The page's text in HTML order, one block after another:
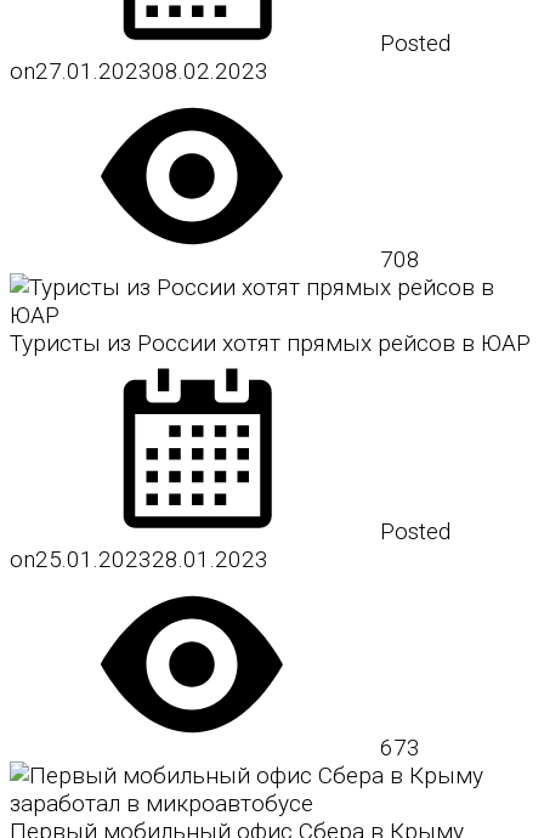
Posted
on27.01.202308.02.2023
708
Туристы из России хотят прямых рейсов в ЮАР
Posted
on25.01.202328.01.2023
673
Первый мобильный офис Сбера в Крыму